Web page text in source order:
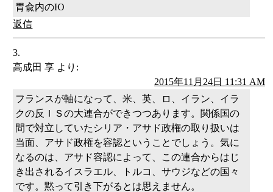
胃兪内のЮ
返信
高成田 享 より:
2015年11月24日 11:31 AM
フランスが軸になって、米、英、ロ、イラン、イラ
クの反ＩＳの大連合ができつつあります。関係国の
間で対立していたシリア・アサド政権の取り扱いは
当面、アサド政権を容認ということでしょう。気に
なるのは、アサド容認によって、この連合からはじ
き出されるイスラエル、トルコ、サウジなどの国々
です。黙って引き下がるとは思えません。